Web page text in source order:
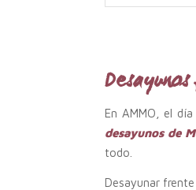
En AMMO, el
desayunos de
todo.
Desayunar